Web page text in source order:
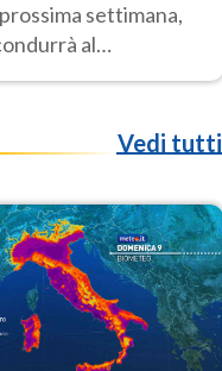
settimana,
al
ancora
Vedi tutti